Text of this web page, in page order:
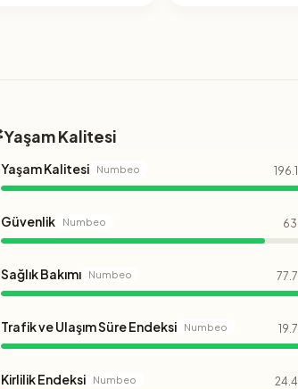
Yaşam Kalitesi
Yaşam Kalitesi Numbeo 196.1
Güvenlik Numbeo 63
Sağlık Bakımı Numbeo 77.7
Trafik ve Ulaşım Süre Endeksi Numbeo 19.7
Kirlilik Endeksi Numbeo 24.4